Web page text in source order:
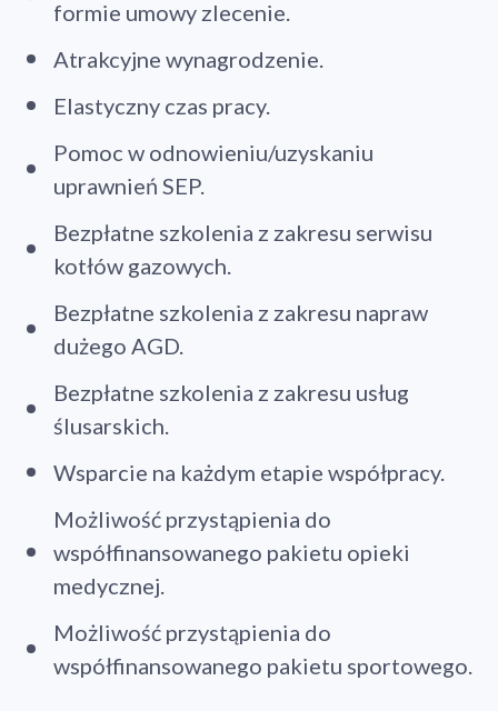
formie umowy zlecenie.
Atrakcyjne wynagrodzenie.
Elastyczny czas pracy.
Pomoc w odnowieniu/uzyskaniu
uprawnień SEP.
Bezpłatne szkolenia z zakresu serwisu
kotłów gazowych.
Bezpłatne szkolenia z zakresu napraw
dużego AGD.
Bezpłatne szkolenia z zakresu usług
ślusarskich.
Wsparcie na każdym etapie współpracy.
Możliwość przystąpienia do
współfinansowanego pakietu opieki
medycznej.
Możliwość przystąpienia do
współfinansowanego pakietu sportowego.